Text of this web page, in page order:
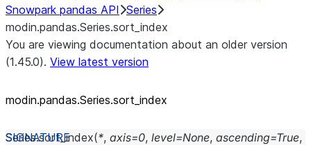
Snowpark pandas API Series
modin.pandas.Series.sort_index
You are viewing documentation about an older version
(1.45.0). View latest version
modin.pandas.Series.sort_ index
Series.sort_index(*, axis=0, level=None, ascending=True,